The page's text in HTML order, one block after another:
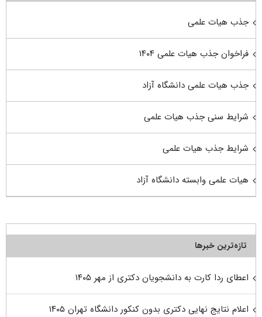
جذب هیات علمی
فراخوان جذب هیات علمی ۱۴۰۴
جذب هیات علمی دانشگاه آزاد
شرایط سنی جذب هیات علمی
شرایط جذب هیات علمی
هیات علمی وابسته دانشگاه آزاد
تازه‌ترین خبرها
اعطای ردا کارت به دانشجویان دکتری از مهر ۱۴۰۵
اعلام نتایج نهایی دکتری بدون کنکور دانشگاه تهران ۱۴۰۵